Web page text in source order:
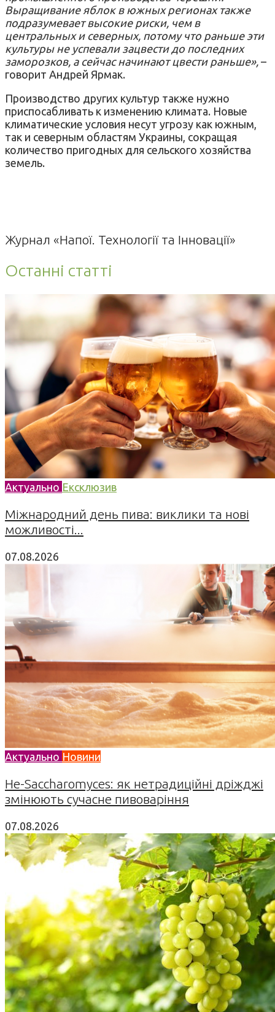
Выращивание яблок в южных регионах также
подразумевает высокие риски, чем в
центральных и северных, потому что раньше эти
культуры не успевали зацвести до последних
заморозков, а сейчас начинают цвести раньше», –
говорит Андрей Ярмак.
Производство других культур также нужно
приспосабливать к изменению климата. Новые
климатические условия несут угрозу как южным,
так и северным областям Украины, сокращая
количество пригодных для сельского хозяйства
земель.
Журнал «Напої. Технології та Інновації»
Останні статті
Актуально Ексклюзив
Міжнародний день пива: виклики та нові
можливості...
07.08.2026
Актуально Новини
Не-Saccharomyces: як нетрадиційні дріжджі
змінюють сучасне пивоваріння
07.08.2026